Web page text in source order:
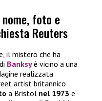
foto e
Reuters
il mistero che ha
Banksyè vicino a una
realizzata
artist britannico
a Bristol nel 1973 e